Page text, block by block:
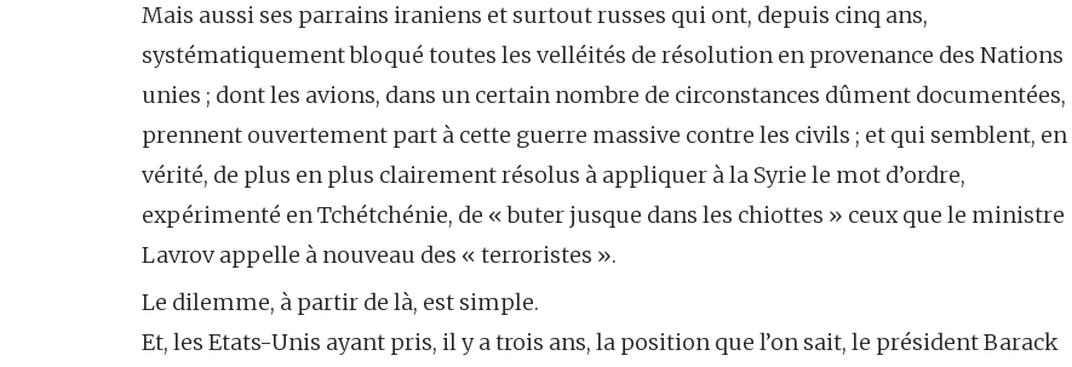
Mais aussi ses parrains iraniens et surtout russes qui ont, depuis cinq ans,
systématiquement bloqué toutes les velléités de résolution en provenance des Nations
unies ; dont les avions, dans un certain nombre de circonstances dûment documentées,
prennent ouvertement part à cette guerre massive contre les civils ; et qui semblent, en
vérité, de plus en plus clairement résolus à appliquer à la Syrie le mot d’ordre,
expérimenté en Tchétchénie, de « buter jusque dans les chiottes » ceux que le ministre
Lavrov appelle à nouveau des « terroristes ».
Le dilemme, à partir de là, est simple.
Et, les Etats-Unis ayant pris, il y a trois ans, la position que l’on sait, le président Barack